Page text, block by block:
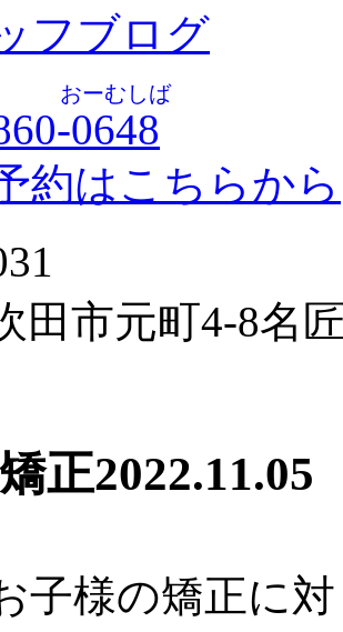
フブログ
0648
おーむしば
約はこちらから
田市元町4-8名
正2022.11.05
子様の矯正に